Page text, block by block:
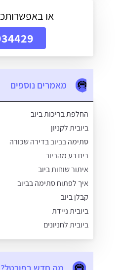
או
מאמרים נוספים
החלפת בריכות ביוב
ביובית לקניון
סתימה בביוב בדירה שכורה
ריח רע מהביוב
איתור שוחות ביוב
איך לפתוח סתימה בביוב
קבלן ביוב
ביובית ניידת
ביובית לחניונים